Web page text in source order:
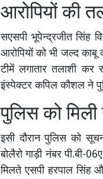
आरोपियों की
सएसपी भूपेन्द्रजीत सिंह
आरोपियों को भी जल्द काबू
टीमें लगातार तलाशी कर
इंस्पेक्टर कपिल कौशल ने
पुलिस को
इसी दौरान पुलिस को
बोलैरो गाड़ी नंबर पी.बी-
मिलते एसपी हरपाल सिंह